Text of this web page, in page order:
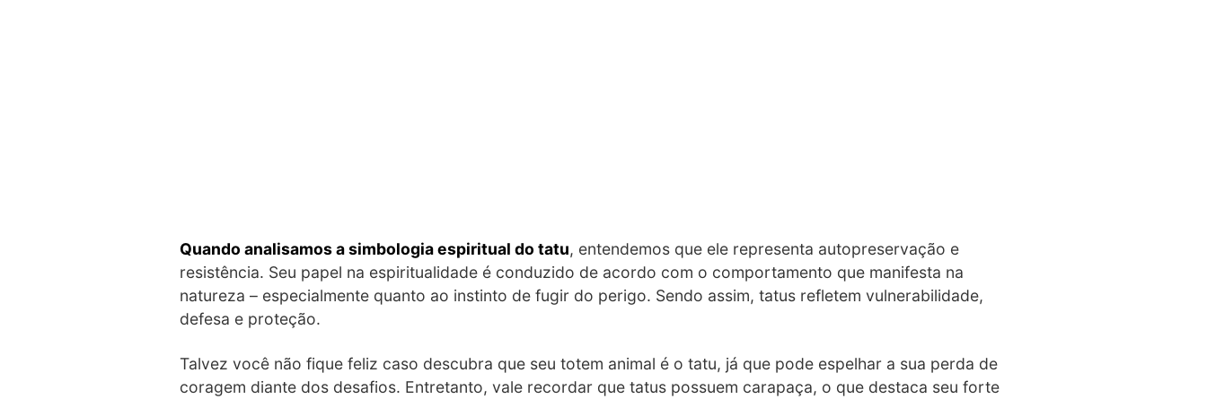
Quando analisamos a simbologia espiritual do tatu, entendemos que ele representa autopreservação e
resistência. Seu papel na espiritualidade é conduzido de acordo com o comportamento que manifesta na
natureza – especialmente quanto ao instinto de fugir do perigo. Sendo assim, tatus refletem vulnerabilidade,
defesa e proteção.
Talvez você não fique feliz caso descubra que seu totem animal é o tatu, já que pode espelhar a sua perda de
coragem diante dos desafios. Entretanto, vale recordar que tatus possuem carapaça, o que destaca seu forte